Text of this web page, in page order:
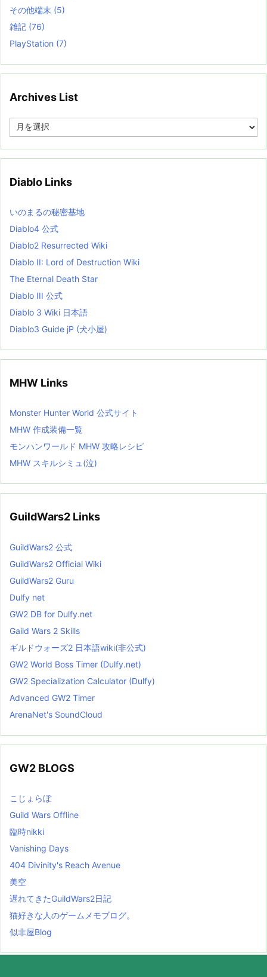
その他端末 (5)
雑記 (76)
PlayStation (7)
Archives List
e
i
s
t
Diablo Links
いのまるの秘密基地
Diablo4 公式
Diablo2 Resurrected Wiki
Diablo II: Lord of Destruction Wiki
The Eternal Death Star
Diablo III 公式
Diablo 3 Wiki 日本語
Diablo3 Guide jP (犬小屋)
MHW Links
Monster Hunter World 公式サイト
MHW 作成装備一覧
モンハンワールド MHW 攻略レシピ
MHW スキルシミュ(泣)
GuildWars2 Links
GuildWars2 公式
GuildWars2 Official Wiki
GuildWars2 Guru
Dulfy net
GW2 DB for Dulfy.net
Gaild Wars 2 Skills
ギルドウォーズ2 日本語wiki(非公式)
GW2 World Boss Timer (Dulfy.net)
GW2 Specialization Calculator (Dulfy)
Advanced GW2 Timer
ArenaNet's SoundCloud
GW2 BLOGS
こじょらぼ
Guild Wars Offline
臨時nikki
Vanishing Days
404 Divinity's Reach Avenue
美空
遅れてきたGuildWars2日記
猫好きな人のゲームメモブログ。
似非屋Blog